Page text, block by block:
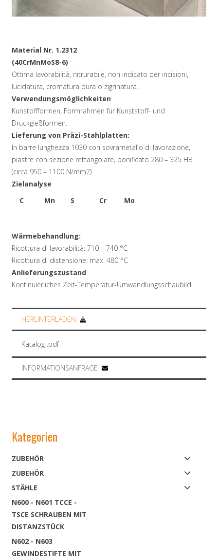
Kategorien
ZUBEHÖR
ZUBEHÖR
STÄHLE
N600 - N601 TCCE -
TSCE SCHRAUBEN MIT
DISTANZSTÜCK
N602 - N603
GEWINDESTIFTE MIT
Material Nr. 1.2312
(40CrMnMoS8-6)
Ottima lavorabilità, nitrurabile, non indicato per incisioni,
lucidatura, cromatura dura o zigrinatura.
Verwendungsmöglichkeiten
Kunstoffformen, Formrahmen für Kunststoff- und
Druckgießformen.
Lieferung von Präzi-Stahlplatten:
In barre lunghezza 1030 con sovrametallo di lavorazione,
piastre con sezione rettangolare, bonificato 280 – 325 HB
(circa 950 – 1100 N/mm2)
Zielanalyse
C
Mn S Cr Mo
Wärmebehandlung:
Ricottura di lavorabilità: 710 – 740 °C
Ricottura di distensione: max. 480 °C
Anlieferungszustand
Kontinuierliches Zeit-Temperatur-Umwandlungsschaubild
HERUNTERLADEN
Katalog .pdf
INFORMATIONSANFRAGE